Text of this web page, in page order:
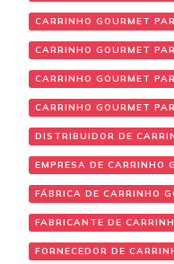
CARRINHO GOURMET
CARRINHO GOURMET
CARRINHO GOURMET
CARRINHO GOURMET
DISTRIBUIDOR DE
EMPRESA DE CARRINHO
FÁBRICA DE CARRINHO
FABRICANTE DE
FORNECEDOR DE